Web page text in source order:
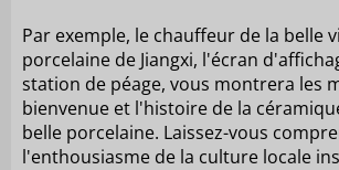
Par exemple, le chauffeur de la belle
porcelaine de Jiangxi, l'écran
station de péage, vous montrera les
bienvenue et l'histoire de la
belle porcelaine. Laissez-vous
l'enthousiasme de la culture locale